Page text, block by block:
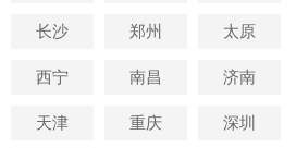
长沙 郑州 太原
西宁 南昌 济南
天津 重庆 深圳